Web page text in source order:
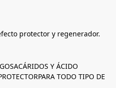
protector y regenerador.
Y ÁCIDO
PARA TODO TIPO DE